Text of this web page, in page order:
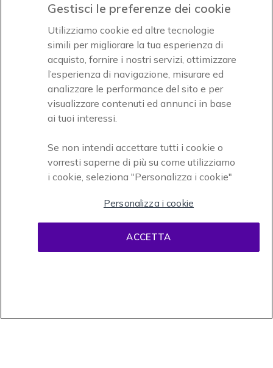
Icon
Icon
Paga facilmente ed in assoluta sicurezza
Accettiamo
Gestisci le preferenze dei cookie
Utilizziamo cookie ed altre tecnologie
simili per migliorare la tua esperienza di
acquisto, fornire i nostri servizi, ottimizzare
l’esperienza di navigazione, misurare ed
analizzare le performance del sito e per
visualizzare contenuti ed annunci in base
ai tuoi interessi.
Se non intendi accettare tutti i cookie o
vorresti saperne di più su come utilizziamo
i cookie, seleziona "Personalizza i cookie"
Personalizza i cookie
ACCETTA